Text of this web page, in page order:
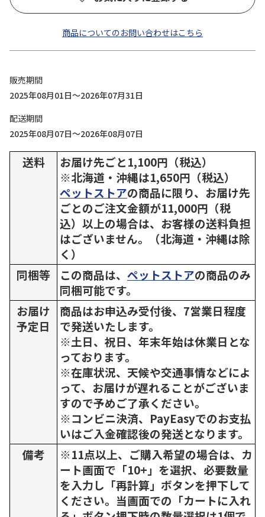
商品についてのお問い合わせはこちら
販売期間
2025年08月01日～2026年07月31日
配送期間
2025年08月07日～2026年08月07日
送料
お届け先ごと1,100円（税込）
※北海道・沖縄は1,650円（税込）
ペットストアの商品に限り、お届け先
ごとのご注文金額が11,000円（税
込）以上の場合は、お客様の送料負担
はございません。（北海道・沖縄は除
く）
同梱等
この商品は、 ペットストアの商品のみ
同梱可能です。
お届け
予定日
商品はお申込み受付後、7営業日程度
で発送いたします。
※土日、祝日、年末年始は休業日とな
っております。
※在庫状況、天候や交通事情などによ
って、お届けが遅れることがございま
すので予めご了承ください。
※コンビニ決済、PayEasyでのお支払
いはご入金確認後の発送となります。
備考
※11点以上、ご購入希望の場合は、カ
ート画面で「10+」を選択、必要数量
を入力し「再計算」ボタンを押下して
ください。当画面での「カートに入れ